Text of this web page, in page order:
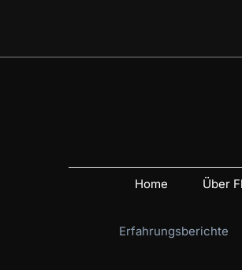
Home Über
Erfahrungsberichte